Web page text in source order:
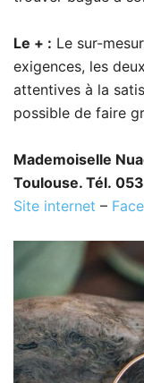
Le + : Le sur-
exigences, les
attentives à la
possible de faire
Mademoiselle
Toulouse. Tél.
Site internet –